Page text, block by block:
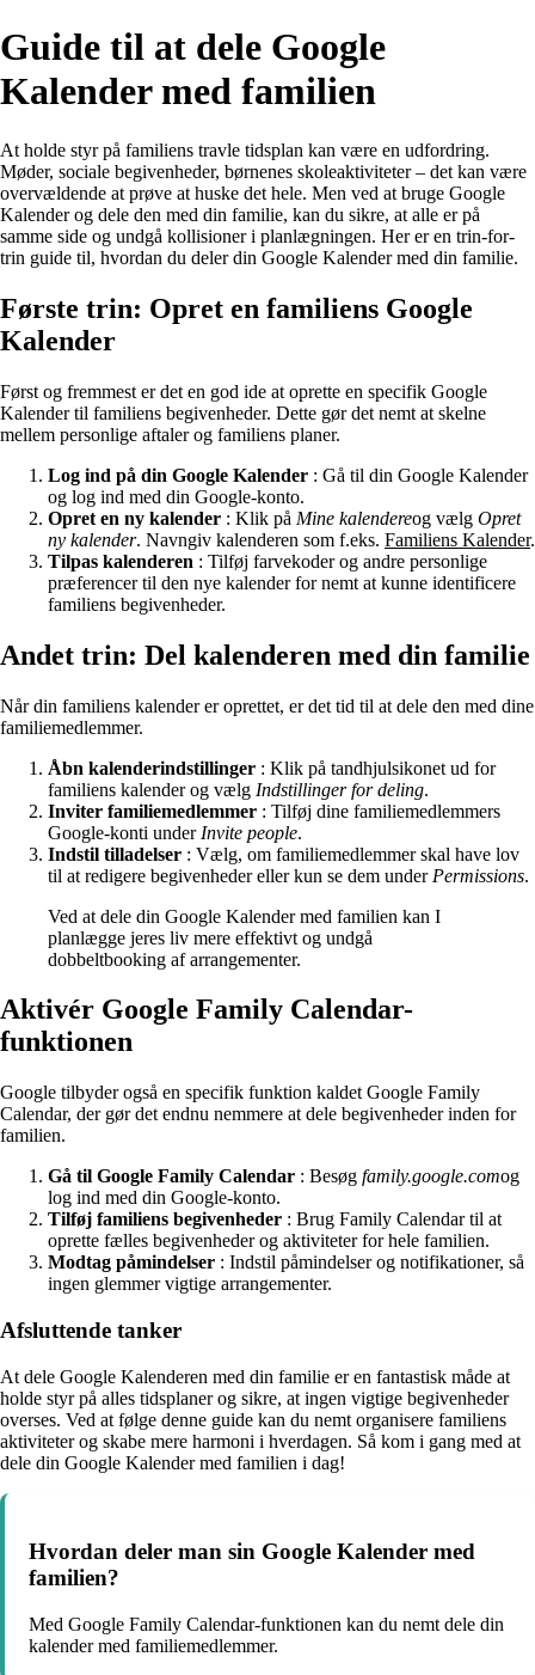
Guide til at dele Google
Kalender med familien
At holde styr på familiens travle tidsplan kan være en udfordring.
Møder, sociale begivenheder, børnenes skoleaktiviteter – det kan være
overvældende at prøve at huske det hele. Men ved at bruge Google
Kalender og dele den med din familie, kan du sikre, at alle er på
samme side og undgå kollisioner i planlægningen. Her er en trin-for-
trin guide til, hvordan du deler din Google Kalender med din familie.
Første trin: Opret en familiens Google
Kalender
Først og fremmest er det en god ide at oprette en specifik Google
Kalender til familiens begivenheder. Dette gør det nemt at skelne
mellem personlige aftaler og familiens planer.
Log ind på din Google Kalender : Gå til din Google Kalender
og log ind med din Google-konto.
Opret en ny kalender : Klik på Mine kalendereog vælg Opret
ny kalender. Navngiv kalenderen som f.eks. Familiens Kalender.
Tilpas kalenderen : Tilføj farvekoder og andre personlige
præferencer til den nye kalender for nemt at kunne identificere
familiens begivenheder.
Andet trin: Del kalenderen med din familie
Når din familiens kalender er oprettet, er det tid til at dele den med dine
familiemedlemmer.
Åbn kalenderindstillinger : Klik på tandhjulsikonet ud for
familiens kalender og vælg Indstillinger for deling.
Inviter familiemedlemmer : Tilføj dine familiemedlemmers
Google-konti under Invite people.
Indstil tilladelser : Vælg, om familiemedlemmer skal have lov
til at redigere begivenheder eller kun se dem under Permissions.
Ved at dele din Google Kalender med familien kan I
planlægge jeres liv mere effektivt og undgå
dobbeltbooking af arrangementer.
Aktivér Google Family Calendar-
funktionen
Google tilbyder også en specifik funktion kaldet Google Family
Calendar, der gør det endnu nemmere at dele begivenheder inden for
familien.
Gå til Google Family Calendar : Besøg family.google.comog
log ind med din Google-konto.
Tilføj familiens begivenheder : Brug Family Calendar til at
oprette fælles begivenheder og aktiviteter for hele familien.
Modtag påmindelser : Indstil påmindelser og notifikationer, så
ingen glemmer vigtige arrangementer.
Afsluttende tanker
At dele Google Kalenderen med din familie er en fantastisk måde at
holde styr på alles tidsplaner og sikre, at ingen vigtige begivenheder
overses. Ved at følge denne guide kan du nemt organisere familiens
aktiviteter og skabe mere harmoni i hverdagen. Så kom i gang med at
dele din Google Kalender med familien i dag!
Hvordan deler man sin Google Kalender med
familien?
Med Google Family Calendar-funktionen kan du nemt dele din
kalender med familiemedlemmer.